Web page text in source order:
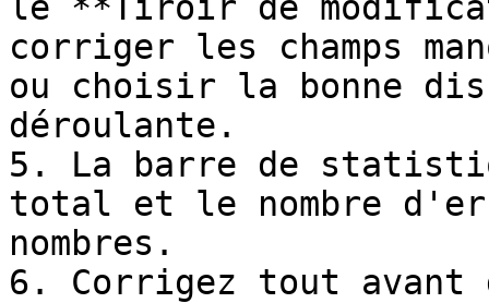
corriger les champs
ou choisir la bonne
déroulante.
5. La barre de
total et le nombre
nombres.
6. Corrigez tout avant